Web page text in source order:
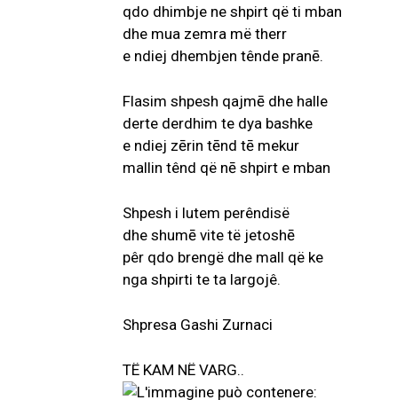
qdo dhimbje ne shpirt që ti mban
dhe mua zemra më therr
e ndiej dhembjen tênde pranē.
Flasim shpesh qajmē dhe halle
derte derdhim te dya bashke
e ndiej zērin tēnd tē mekur
mallin tênd që nē shpirt e mban
Shpesh i lutem perêndisë
dhe shumē vite të jetoshē
pêr qdo brengë dhe mall që ke
nga shpirti te ta largojê.
Shpresa Gashi Zurnaci
TË KAM NË VARG..